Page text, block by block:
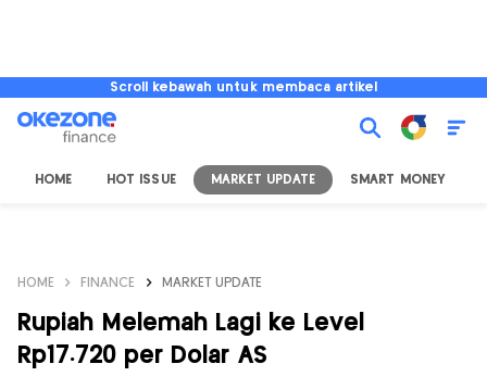
Scroll kebawah untuk membaca artikel
HOME HOT ISSUE MARKET UPDATE SMART MONEY
HOME FINANCE MARKET UPDATE
Rupiah Melemah Lagi ke Level
Rp17.720 per Dolar AS